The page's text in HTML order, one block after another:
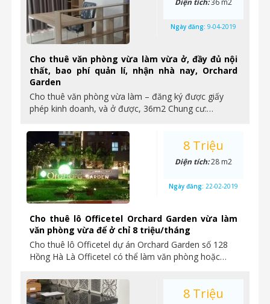
Cho thuê văn phòng vừa làm vừa ở, đầy đủ nội
thất, bao phí quản lí, nhận nhà nay, Orchard
Garden
Cho thuê văn phòng vừa làm – đăng ký được giấy
phép kinh doanh, và ở được, 36m2 Chung cư:…
Diện tích:36 m2
Ngày đăng: 9-04-2019
Cho thuê lô Officetel Orchard Garden vừa làm
văn phòng vừa để ở chỉ 8 triệu/tháng
Cho thuê lô Officetel dự án Orchard Garden số 128
Hồng Hà Là Officetel có thể làm văn phòng hoặc…
8 Triệu
Diện tích:28 m2
Ngày đăng: 22-02-2019
8 Triệu